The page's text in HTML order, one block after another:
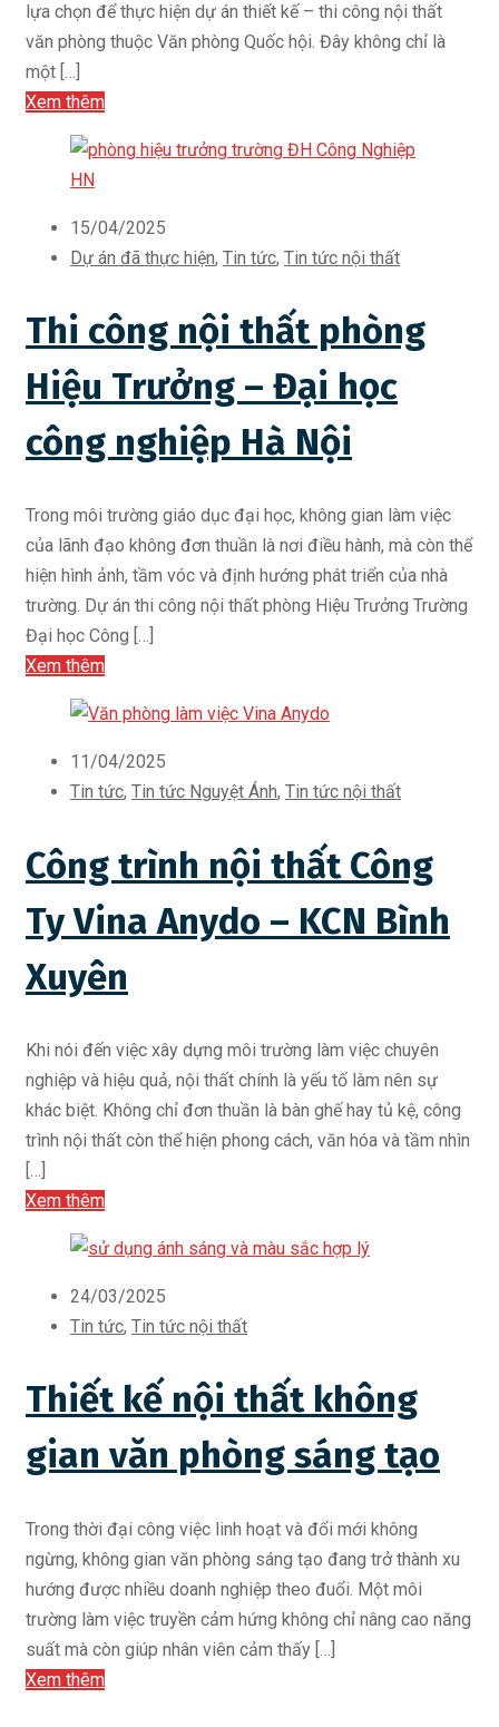
lựa chọn để thực hiện dự án thiết kế – thi công nội thất
văn phòng thuộc Văn phòng Quốc hội. Đây không chỉ là
một […]
Xem thêm
15/04/2025
Dự án đã thực hiện, Tin tức, Tin tức nội thất
Thi công nội thất phòng
Hiệu Trưởng – Đại học
công nghiệp Hà Nội
Trong môi trường giáo dục đại học, không gian làm việc
của lãnh đạo không đơn thuần là nơi điều hành, mà còn thể
hiện hình ảnh, tầm vóc và định hướng phát triển của nhà
trường. Dự án thi công nội thất phòng Hiệu Trưởng Trường
Đại học Công […]
Xem thêm
11/04/2025
Tin tức, Tin tức Nguyệt Ánh, Tin tức nội thất
Công trình nội thất Công
Ty Vina Anydo – KCN Bình
Xuyên
Khi nói đến việc xây dựng môi trường làm việc chuyên
nghiệp và hiệu quả, nội thất chính là yếu tố làm nên sự
khác biệt. Không chỉ đơn thuần là bàn ghế hay tủ kệ, công
trình nội thất còn thể hiện phong cách, văn hóa và tầm nhìn
[…]
Xem thêm
24/03/2025
Tin tức, Tin tức nội thất
Thiết kế nội thất không
gian văn phòng sáng tạo
Trong thời đại công việc linh hoạt và đổi mới không
ngừng, không gian văn phòng sáng tạo đang trở thành xu
hướng được nhiều doanh nghiệp theo đuổi. Một môi
trường làm việc truyền cảm hứng không chỉ nâng cao năng
suất mà còn giúp nhân viên cảm thấy […]
Xem thêm